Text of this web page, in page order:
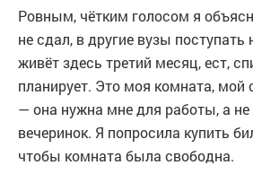
Ровным, чётким голосом я
не сдал, в другие вузы поступать
живёт здесь третий месяц, ест,
планирует. Это моя комната,
— она нужна мне для работы, а
вечеринок. Я попросила купить
чтобы комната была свободна.